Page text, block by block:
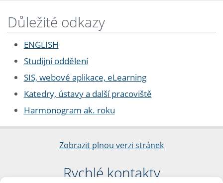
Důležité odkazy
ENGLISH
Studijní oddělení
SIS, webové aplikace, eLearning
Katedry, ústavy a další pracoviště
Harmonogram ak. roku
Zobrazit plnou verzi stránek
Rychlé kontakty